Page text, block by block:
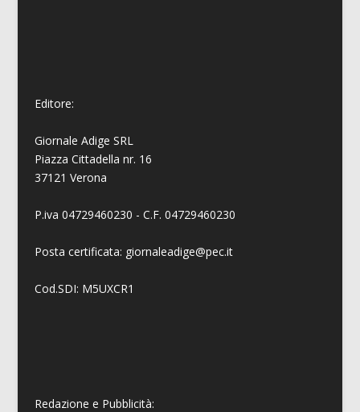
Editore:
Giornale Adige SRL
Piazza Cittadella nr. 16
37121 Verona
P.iva 04729460230 - C.F. 04729460230
Posta certificata: giornaleadige@pec.it
Cod.SDI: M5UXCR1
Redazione e Pubblicità: